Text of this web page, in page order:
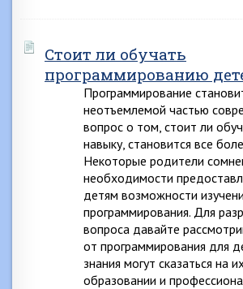
Стоит ли обучать
программированию
Программирование
неотъемлемой частью
вопрос о том, стоит ли
навыку, становится все
Некоторые родители
необходимости
детям возможности
программирования. Для
вопроса давайте
от программирования для
знания могут сказаться на
образовании и